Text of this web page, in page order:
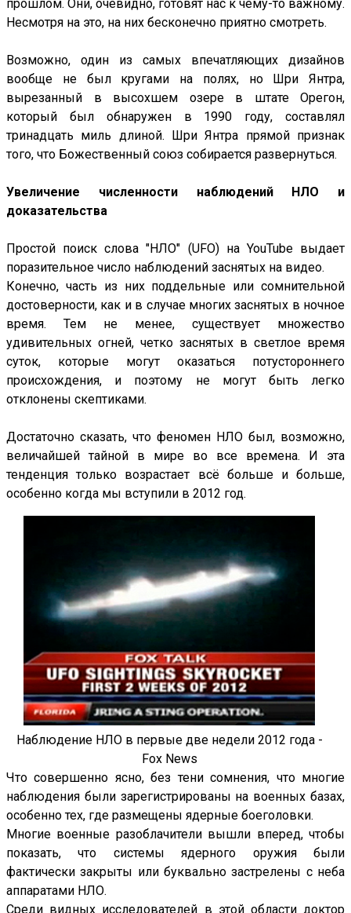
прошлом. Они, очевидно, готовят нас к чему-то важному.
Несмотря на это, на них бесконечно приятно смотреть.
Возможно, один из самых впечатляющих дизайнов
вообще не был кругами на полях, но Шри Янтра,
вырезанный в высохшем озере в штате Орегон,
который был обнаружен в 1990 году, составлял
тринадцать миль длиной. Шри Янтра прямой признак
того, что Божественный союз собирается развернуться.
Увеличение численности наблюдений НЛО и
доказательства
Простой поиск слова "НЛО" (UFO) на YouTube выдает
поразительное число наблюдений заснятых на видео.
Конечно, часть из них поддельные или сомнительной
достоверности, как и в случае многих заснятых в ночное
время. Тем не менее, существует множество
удивительных огней, четко заснятых в светлое время
суток, которые могут оказаться потустороннего
происхождения, и поэтому не могут быть легко
отклонены скептиками.
Достаточно сказать, что феномен НЛО был, возможно,
величайшей тайной в мире во все времена. И эта
тенденция только возрастает всё больше и больше,
особенно когда мы вступили в 2012 год.
Наблюдение НЛО в первые две недели 2012 года -
Fox News
Что совершенно ясно, без тени сомнения, что многие
наблюдения были зарегистрированы на военных базах,
особенно тех, где размещены ядерные боеголовки.
Многие военные разоблачители вышли вперед, чтобы
показать, что системы ядерного оружия были
фактически закрыты или буквально застрелены с неба
аппаратами НЛО.
Среди видных исследователей в этой области доктор